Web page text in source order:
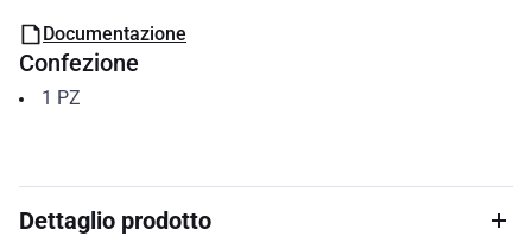
Documentazione
Confezione
1 PZ
Dettaglio prodotto